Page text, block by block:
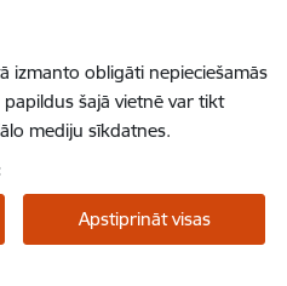
izmanto obligāti nepieciešamās
šajā vietnē var tikt
mediju sīkdatnes.
Apstiprināt visas